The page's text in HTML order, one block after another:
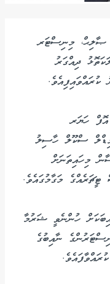
ޞާލިޙް، މިނިސްޓަރ
ދިއްގަރު
ހަޔަރ
ސްކޫލް ހާސިލު
މިހައިތަނަށް
މަގާމުގައެވެ.
ހުންނެވީ ޝަރުމާ
ނާއިބުގެ